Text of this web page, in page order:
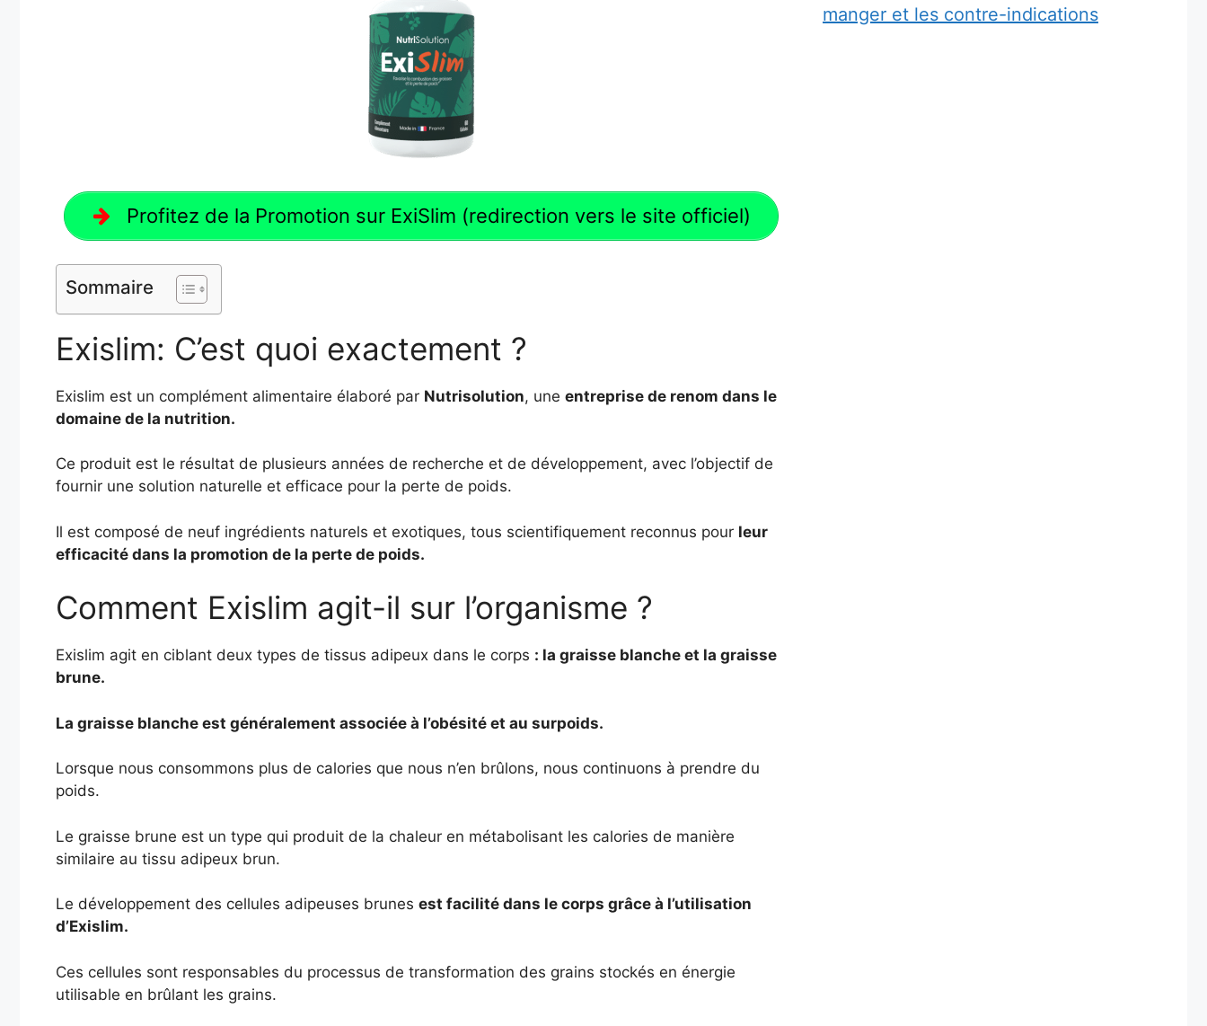
Profitez de la Promotion sur ExiSlim (redirection vers le site officiel)
Sommaire
Exislim: C’est quoi exactement ?
Exislim est un complément alimentaire élaboré par Nutrisolution, une entreprise de renom dans le
domaine de la nutrition.
Ce produit est le résultat de plusieurs années de recherche et de développement, avec l’objectif de
fournir une solution naturelle et efficace pour la perte de poids.
Il est composé de neuf ingrédients naturels et exotiques, tous scientifiquement reconnus pour leur
efficacité dans la promotion de la perte de poids.
Comment Exislim agit-il sur l’organisme ?
Exislim agit en ciblant deux types de tissus adipeux dans le corps : la graisse blanche et la graisse
brune.
La graisse blanche est généralement associée à l’obésité et au surpoids.
Lorsque nous consommons plus de calories que nous n’en brûlons, nous continuons à prendre du
poids.
Le graisse brune est un type qui produit de la chaleur en métabolisant les calories de manière
similaire au tissu adipeux brun.
Le développement des cellules adipeuses brunes est facilité dans le corps grâce à l’utilisation
d’Exislim.
Ces cellules sont responsables du processus de transformation des grains stockés en énergie
utilisable en brûlant les grains.
manger et les contre-indications